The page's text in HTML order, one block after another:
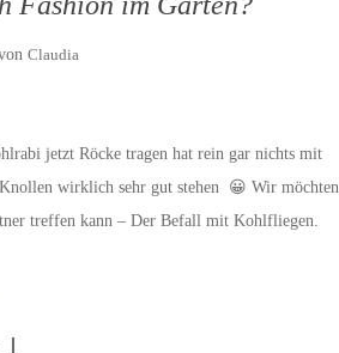
Claudia
jetzt Röcke tragen hat rein gar nichts mit
wirklich sehr gut stehen 😀 Wir möchten
treffen kann – Der Befall mit Kohlfliegen.